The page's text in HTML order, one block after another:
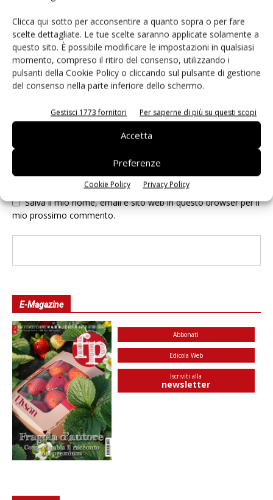
Clicca qui sotto per acconsentire a quanto sopra o per fare
scelte dettagliate. Le tue scelte saranno applicate solamente a
questo sito. È possibile modificare le impostazioni in qualsiasi
momento, compreso il ritiro del consenso, utilizzando i
pulsanti della Cookie Policy o cliccando sul pulsante di gestione
del consenso nella parte inferiore dello schermo.
Gestisci 1773 fornitori Per saperne di più su questi scopi
Accetta
Preferenze
Cookie Policy Privacy Policy
Salva il mio nome, email e sito web in questo browser per il
mio prossimo commento.
E-Magazine
Abbonati
Edicola Web
Iscriviti alla
newsletter